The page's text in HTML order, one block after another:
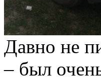
Давно не
– был